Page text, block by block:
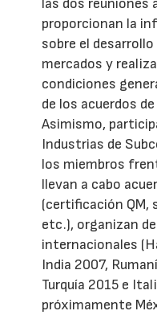
las dos reuniones
proporcionan la
sobre el
mercados y
condiciones
de los acuerdos
Asimismo,
Industrias de
los miembros
llevan a cabo
(certificación QM,
etc.), organizan
internacionales
India 2007,
Turquía 2015 e
próximamente